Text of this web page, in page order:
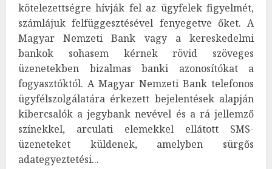
kötelezettségre hívják fel az ügyfelek figyelmét,
számlájuk felfüggesztésével fenyegetve őket. A
Magyar Nemzeti Bank vagy a kereskedelmi
bankok sohasem kérnek rövid szöveges
üzenetekben bizalmas banki azonosítókat a
fogyasztóktól. A Magyar Nemzeti Bank telefonos
ügyfélszolgálatára érkezett bejelentések alapján
kibercsalók a jegybank nevével és a rá jellemző
színekkel, arculati elemekkel ellátott SMS-
üzeneteket küldenek, amelyben sürgős
adategyeztetési...